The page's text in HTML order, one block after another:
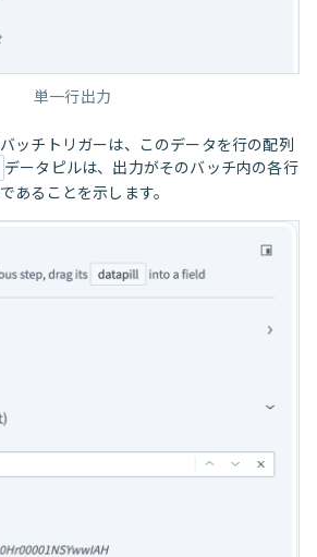
単一行出力
ッチトリガーは、このデータを行の配列
データピルは、出力がそのバッチ内の各行
あることを示します。